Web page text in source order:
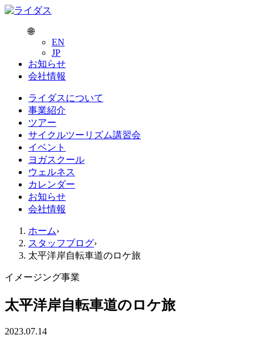
EN
JP
お知らせ
会社情報
ライダスについて
事業紹介
ツアー
サイクルツーリズム講習会
イベント
ヨガスクール
ウェルネス
カレンダー
お知らせ
会社情報
ホーム
スタッフブログ
太平洋岸自転車道のロケ旅
イメージング事業
太平洋岸自転車道のロケ旅
2023.07.14